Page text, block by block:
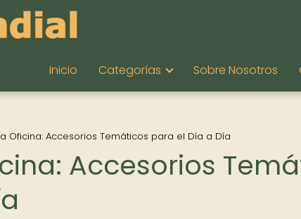
Inicio Categorías Sobre Nosotros
Oficina: Accesorios Temáticos para el Día a Día
Accesorios